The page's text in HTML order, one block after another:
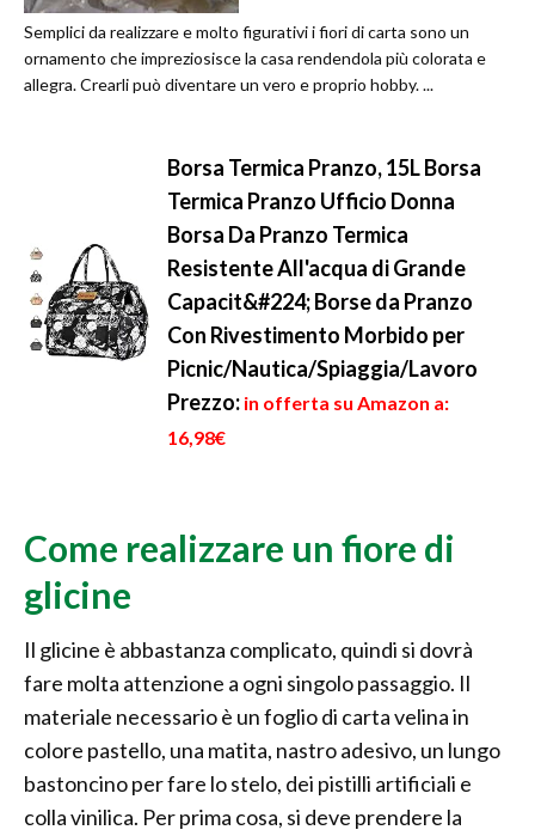
Semplici da realizzare e molto figurativi i fiori di carta sono un
ornamento che impreziosisce la casa rendendola più colorata e
allegra. Crearli può diventare un vero e proprio hobby. ...
Borsa Termica Pranzo, 15L Borsa
Termica Pranzo Ufficio Donna
Borsa Da Pranzo Termica
Resistente All'acqua di Grande
Capacit&#224; Borse da Pranzo
Con Rivestimento Morbido per
Picnic/Nautica/Spiaggia/Lavoro
Prezzo: in offerta su Amazon a:
16,98€
Come realizzare un fiore di
glicine
Il glicine è abbastanza complicato, quindi si dovrà
fare molta attenzione a ogni singolo passaggio. Il
materiale necessario è un foglio di carta velina in
colore pastello, una matita, nastro adesivo, un lungo
bastoncino per fare lo stelo, dei pistilli artificiali e
colla vinilica. Per prima cosa, si deve prendere la